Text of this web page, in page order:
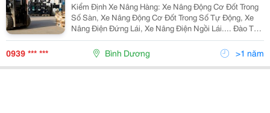
Kiểm Định Xe Nâng Hàng: Xe Nâng Động Cơ Đốt Trong
Số Sàn, Xe Nâng Động Cơ Đốt Trong Số Tự Động, Xe
Nâng Điện Đứng Lái, Xe Nâng Điện Ngồi Lái.... Đào Tạo
Lái Xe Nâng Hàng: - ≫ Lý Thuyết : 30 %. - ≫ Thực Hành :
70%. - ≫ Xe Nâ
0939 *** *** Bình Dương >1 năm